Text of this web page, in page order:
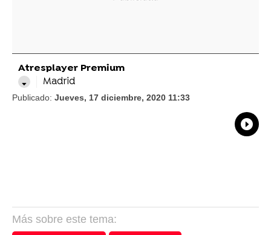
Atresplayer Premium
Madrid
Publicado: Jueves, 17 diciembre, 2020 11:33
Más sobre este tema: